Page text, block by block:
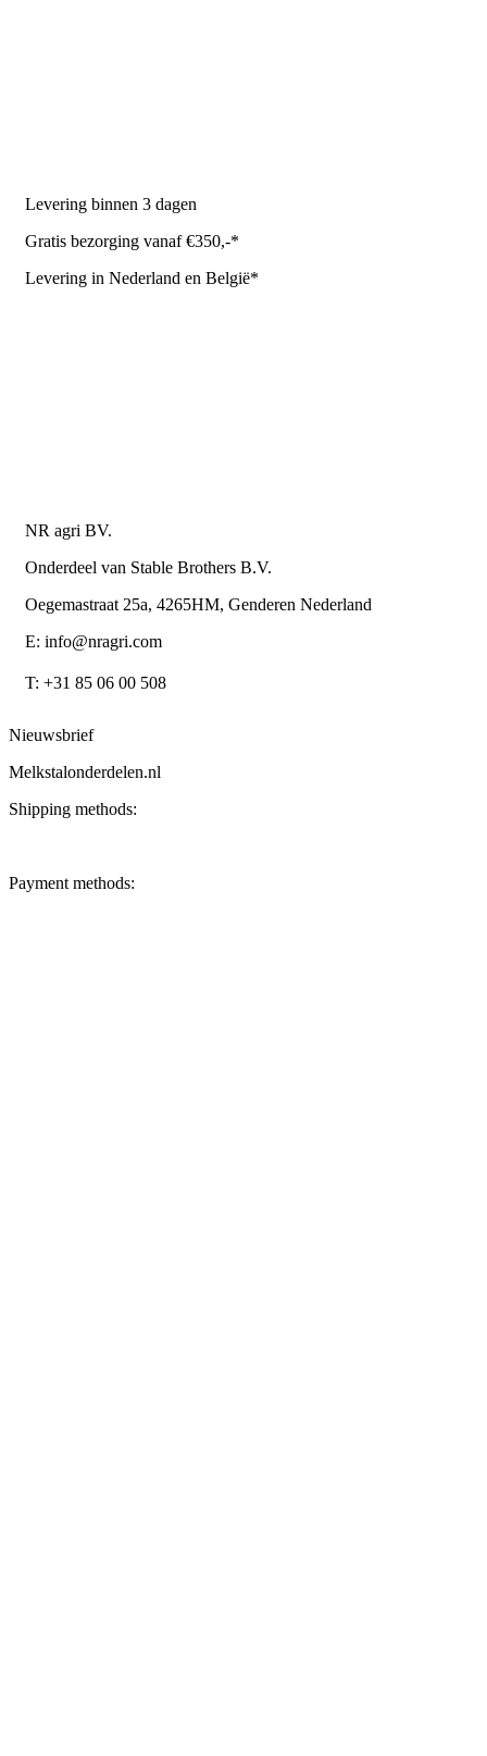
Levering binnen 3 dagen
Gratis bezorging vanaf €350,-*
Levering in Nederland en België*
NR agri BV.
Onderdeel van Stable Brothers B.V.
Oegemastraat 25a, 4265HM, Genderen Nederland
E: info@nragri.com
T: +31 85 06 00 508
Nieuwsbrief
Melkstalonderdelen.nl
Shipping methods:
Payment methods: